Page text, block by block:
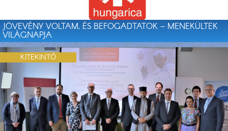
JÖVEVÉNY VOLTAM, ÉS BEFOGADTATOK – MENEKÜLTEK
VILÁGNAPJA
KITEKINTŐ